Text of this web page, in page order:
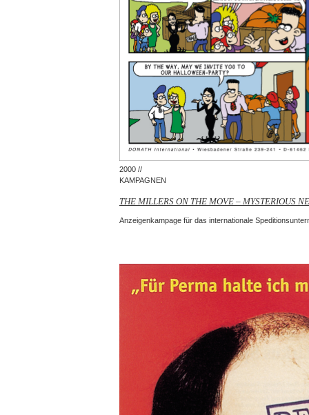
2000 //
KAMPAGNEN
THE MILLERS ON THE MOVE – MYSTERIOUS
Anzeigenkampage für das internationale